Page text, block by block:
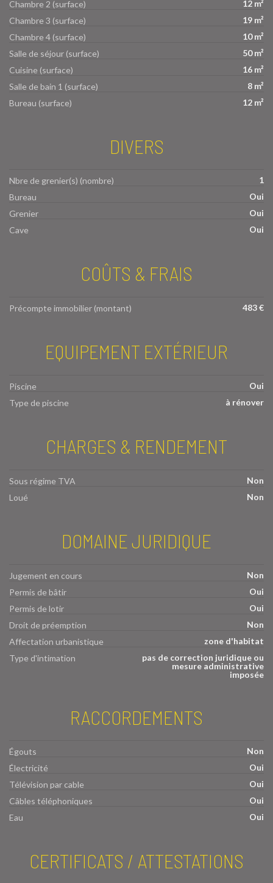
Chambre 2 (surface)
12 m²
Chambre 3 (surface)
19 m²
Chambre 4 (surface)
10 m²
Salle de séjour (surface)
50 m²
Cuisine (surface)
16 m²
Salle de bain 1 (surface)
8 m²
Bureau (surface)
12 m²
DIVERS
Nbre de grenier(s) (nombre)
1
Bureau
Oui
Grenier
Oui
Cave
Oui
COÛTS & FRAIS
Précompte immobilier (montant) 483 €
EQUIPEMENT EXTÉRIEUR
Piscine
Oui
Type de piscine
à rénover
CHARGES & RENDEMENT
Sous régime TVA
Non
Loué
Non
DOMAINE JURIDIQUE
Jugement en cours
Non
Permis de bâtir
Oui
Permis de lotir
Oui
Droit de préemption
Non
Affectation urbanistique
zone d'habitat
Type d'intimation
pas de correction juridique ou
mesure administrative
imposée
RACCORDEMENTS
Égouts
Non
Électricité
Oui
Télévision par cable
Oui
Câbles téléphoniques
Oui
Eau
Oui
CERTIFICATS / ATTESTATIONS